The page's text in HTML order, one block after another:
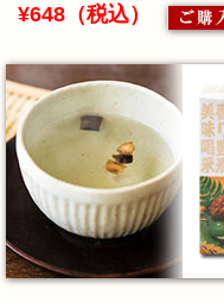
¥648（税込）